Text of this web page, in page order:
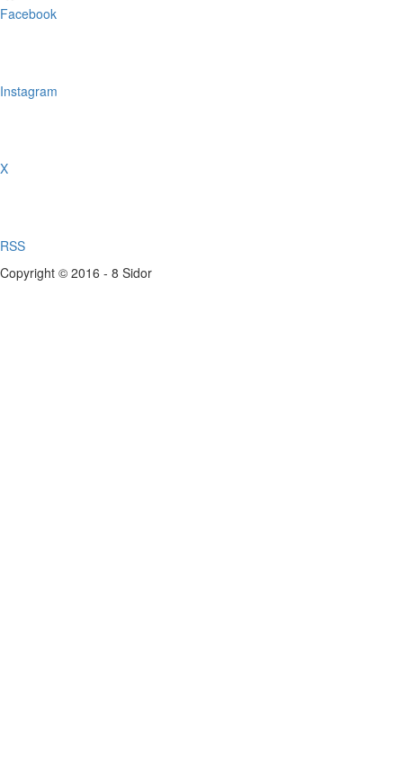
Facebook
Instagram
X
RSS
Copyright © 2016 - 8 Sidor